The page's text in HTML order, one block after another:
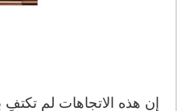
إن هذه الاتجاهات لم